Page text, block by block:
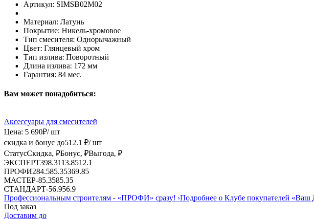
Артикул: SIMSB02M02
Материал: Латунь
Покрытие: Никель-хромовое
Тип смесителя: Однорычажный
Цвет: Глянцевый хром
Тип излива: Поворотный
Длина излива: 172 мм
Гарантия: 84 мес.
Вам может понадобиться:
Аксессуары для смесителей
Цена: 5 690₽/ шт
скидка и бонус до512.1 ₽/ шт
СтатусСкидка, ₽Бонус, ₽Выгода, ₽
ЭКСПЕРТ398.3113.8512.1
ПРОФИ284.585.35369.85
МАСТЕР-85.3585.35
СТАНДАРТ-56.956.9
Профессиональным строителям - «ПРОФИ» сразу! ›Подробнее о Клубе покупателей «Ваш
Под заказ
Доставим до